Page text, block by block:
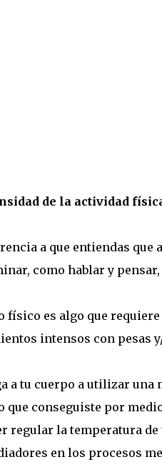
de la actividad
a que entiendas
como hablar y pensar,
físico es algo que
intensos con pesas
a tu cuerpo a utilizar una
que conseguiste por
regular la temperatura
en los procesos